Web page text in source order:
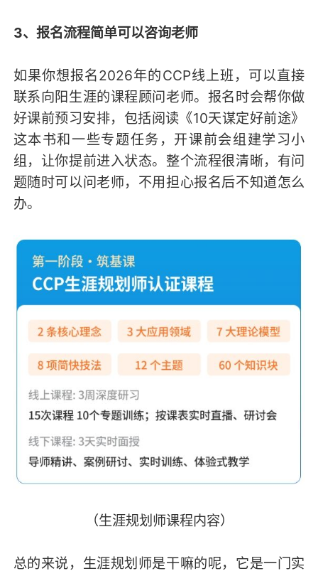
3、报名流程简单可以咨询老师
如果你想报名2026年的CCP线上班，可以直接
联系向阳生涯的课程顾问老师。报名时会帮你做
好课前预习安排，包括阅读《10天谋定好前途》
这本书和一些专题任务，开课前会组建学习小
组，让你提前进入状态。整个流程很清晰，有问
题随时可以问老师，不用担心报名后不知道怎么
办。
（生涯规划师课程内容）
总的来说，生涯规划师是干嘛的呢，它是一门实